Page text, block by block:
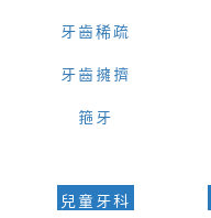
牙齒稀疏
牙齒擁擠
箍牙
兒童牙科